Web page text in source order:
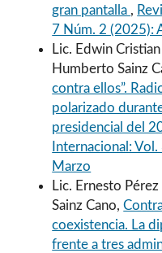
gran pantalla ,
7 Núm. 2 (2025):
Lic. Edwin
Humberto Sainz
contra ellos”.
polarizado
presidencial del
Internacional:
Marzo
Lic. Ernesto
Sainz Cano,
coexistencia. La
frente a tres